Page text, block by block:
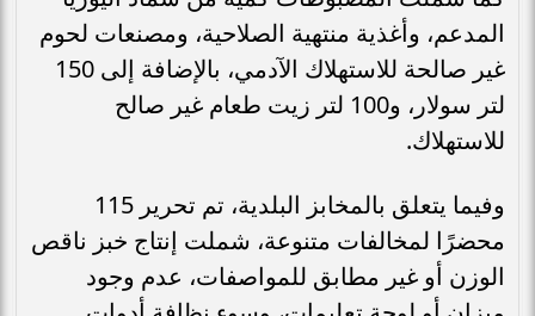
المدعم، وأغذية منتهية الصلاحية، ومصنعات لحوم
غير صالحة للاستهلاك الآدمي، بالإضافة إلى 150
لتر سولار، و100 لتر زيت طعام غير صالح
للاستهلاك.
وفيما يتعلق بالمخابز البلدية، تم تحرير 115
محضرًا لمخالفات متنوعة، شملت إنتاج خبز ناقص
الوزن أو غير مطابق للمواصفات، عدم وجود